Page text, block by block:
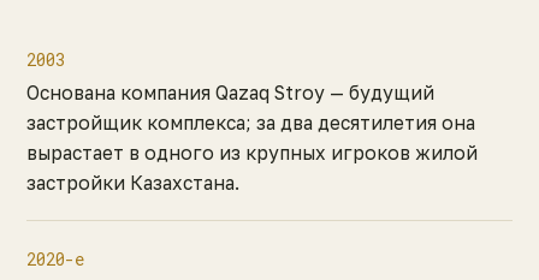
2003
Основана компания Qazaq Stroy — будущий
застройщик комплекса; за два десятилетия она
вырастает в одного из крупных игроков жилой
застройки Казахстана.
2020-е